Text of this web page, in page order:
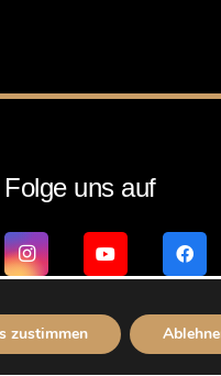
Folge uns auf
zustimmen